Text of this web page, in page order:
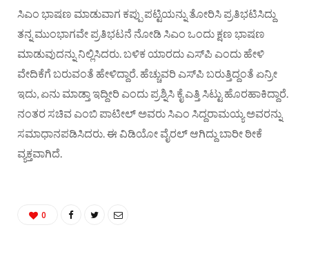
ಸಿಎಂ ಭಾಷಣ ಮಾಡುವಾಗ ಕಪ್ಪು ಪಟ್ಟಿಯನ್ನು ತೋರಿಸಿ ಪ್ರತಿಭಟಿಸಿದ್ದು
ತನ್ನ ಮುಂಭಾಗವೇ ಪ್ರತಿಭಟನೆ ನೋಡಿ ಸಿಎಂ ಒಂದು ಕ್ಷಣ ಭಾಷಣ
ಮಾಡುವುದನ್ನು ನಿಲ್ಲಿಸಿದರು. ಬಳಿಕ ಯಾರದು ಎಸ್‌ಪಿ ಎಂದು ಹೇಳಿ
ವೇದಿಕೆಗೆ ಬರುವಂತೆ ಹೇಳಿದ್ದಾರೆ. ಹೆಚ್ಚುವರಿ ಎಸ್‌ಪಿ ಬರುತ್ತಿದ್ದಂತೆ ಏನ್ರೀ
ಇದು, ಏನು ಮಾಡ್ತಾ ಇದ್ದೀರಿ ಎಂದು ಪ್ರಶ್ನಿಸಿ ಕೈ ಎತ್ತಿ ಸಿಟ್ಟು ಹೊರಹಾಕಿದ್ದಾರೆ.
ನಂತರ ಸಚಿವ ಎಂಬಿ ಪಾಟೀಲ್‌ ಅವರು ಸಿಎಂ ಸಿದ್ದರಾಮಯ್ಯ ಅವರನ್ನು
ಸಮಾಧಾನಪಡಿಸಿದರು. ಈ ವಿಡಿಯೋ ವೈರಲ್ ಆಗಿದ್ದು ಬಾರೀ ಠೀಕೆ
ವ್ಯಕ್ತವಾಗಿದೆ.
0